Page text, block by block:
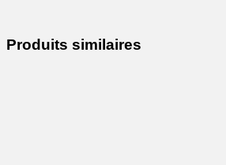
Produits similaires